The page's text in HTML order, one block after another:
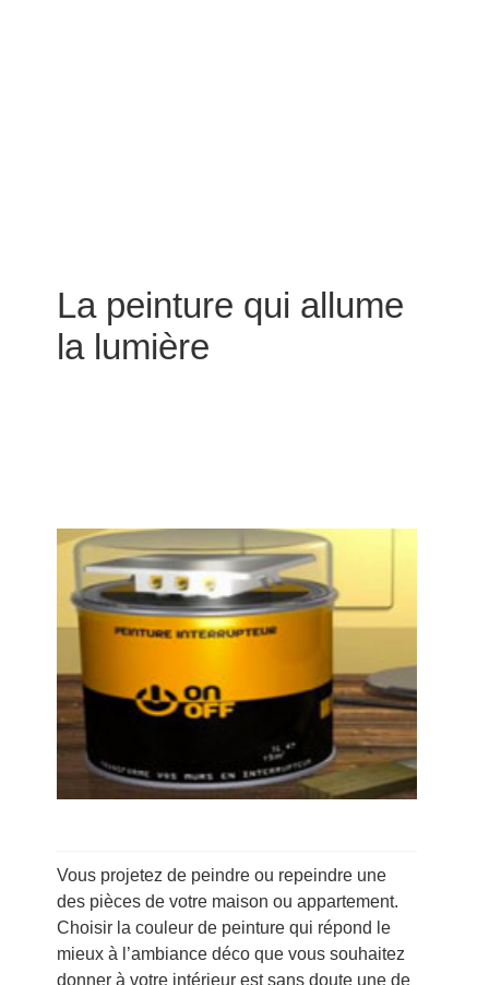
La peinture qui allume
la lumière
Vous projetez de peindre ou repeindre une
des pièces de votre maison ou appartement.
Choisir la couleur de peinture qui répond le
mieux à l’ambiance déco que vous souhaitez
donner à votre intérieur est sans doute une de